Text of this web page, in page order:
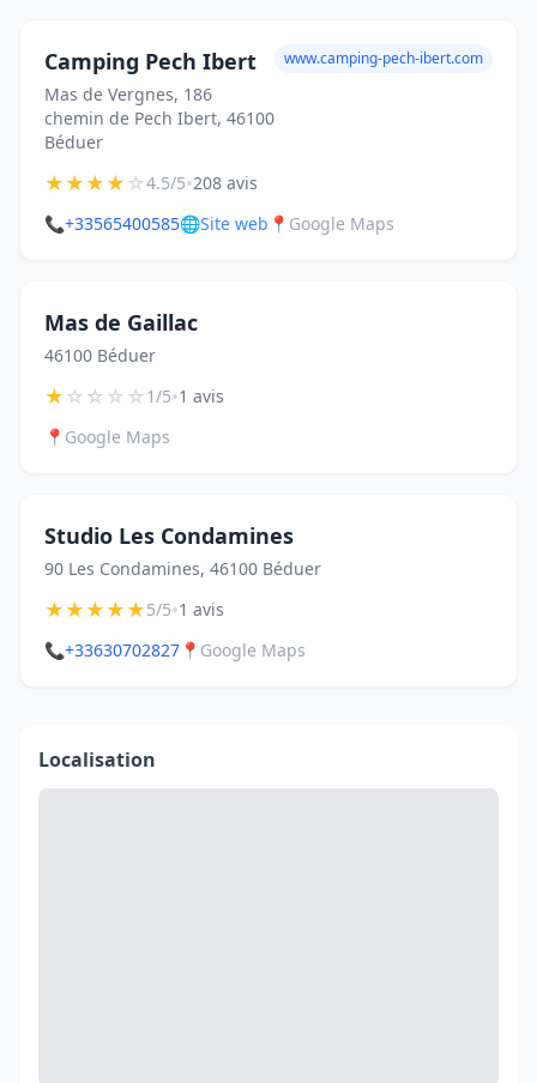
Camping Pech Ibert
Mas de Vergnes, 186
chemin de Pech Ibert, 46100
Béduer
www.camping-pech-ibert.com
★★★★☆4.5/5•208 avis
📞+33565400585🌐Site web 📍 Google Maps
Mas de Gaillac
46100 Béduer
★☆☆☆☆1/5•1 avis
📍 Google Maps
Studio Les Condamines
90 Les Condamines, 46100 Béduer
★★★★★5/5•1 avis
📞+33630702827 📍 Google Maps
Localisation